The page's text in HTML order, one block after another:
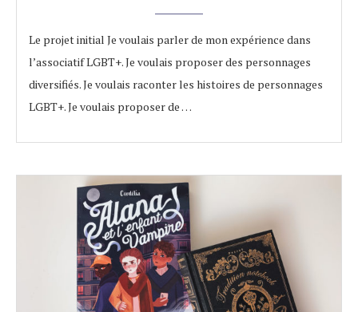
Le projet initial Je voulais parler de mon expérience dans
l’associatif LGBT+. Je voulais proposer des personnages
diversifiés. Je voulais raconter les histoires de personnages
LGBT+. Je voulais proposer de …